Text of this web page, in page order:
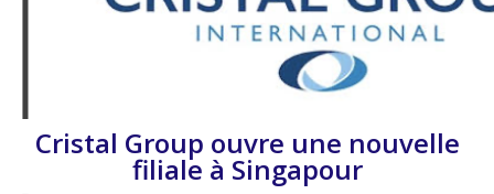
Cristal Group ouvre une nouvelle
filiale à Singapour